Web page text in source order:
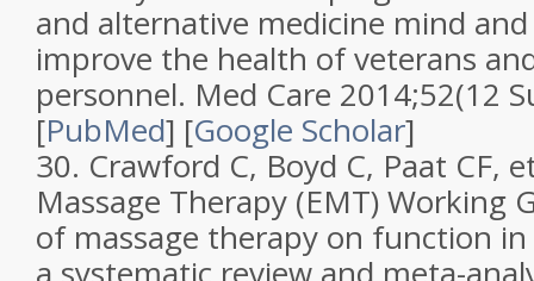
and alternative medicine mind
improve the health of veterans
personnel. Med Care 2014;52(12
[PubMed] [Google Scholar]
30. Crawford C, Boyd C, Paat CF,
Massage Therapy (EMT) Working
of massage therapy on function